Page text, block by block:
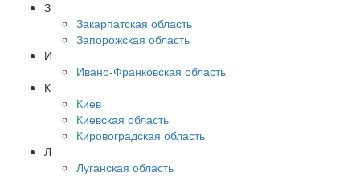
З
Закарпатская область
Запорожская область
И
Ивано-Франковская область
К
Киев
Киевская область
Кировоградская область
Л
Луганская область